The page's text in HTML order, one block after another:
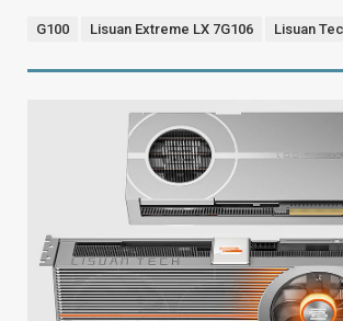
G100 Lisuan Extreme LX 7G106 Lisuan